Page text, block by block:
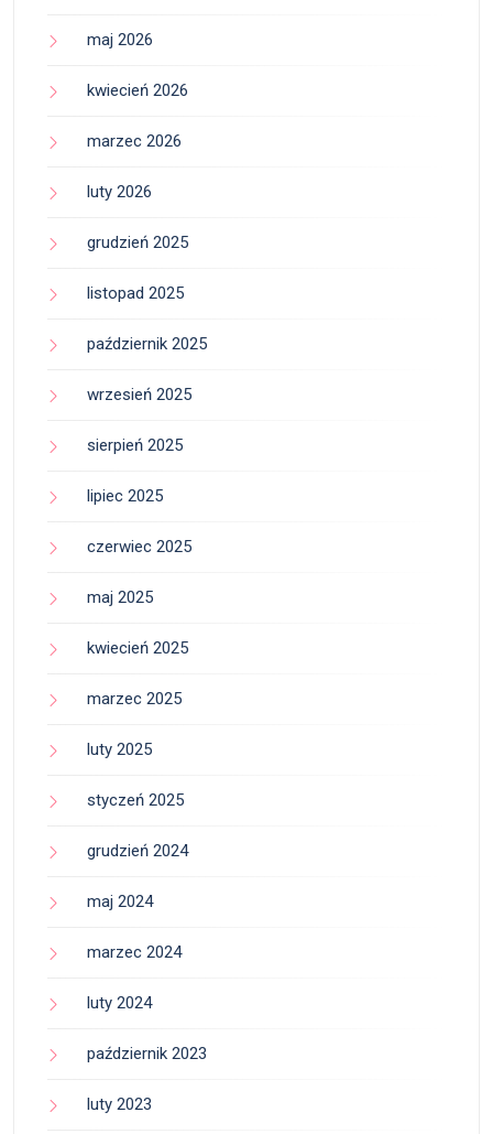
maj 2026
kwiecień 2026
marzec 2026
luty 2026
grudzień 2025
listopad 2025
październik 2025
wrzesień 2025
sierpień 2025
lipiec 2025
czerwiec 2025
maj 2025
kwiecień 2025
marzec 2025
luty 2025
styczeń 2025
grudzień 2024
maj 2024
marzec 2024
luty 2024
październik 2023
luty 2023